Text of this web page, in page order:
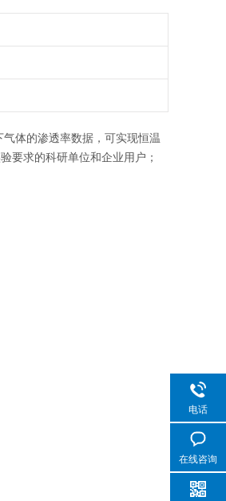
体的渗透率数据，可实现恒温
要求的科研单位和企业用户；
电话
在线咨询